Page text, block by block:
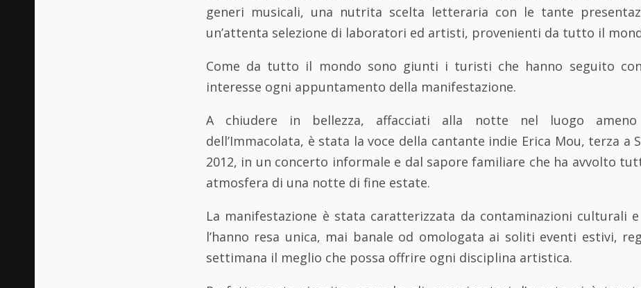
generi musicali, una nutrita scelta letteraria con le tante
un’attenta selezione di laboratori ed artisti, provenienti da tutto il
Come da tutto il mondo sono giunti i turisti che hanno seguito
interesse ogni appuntamento della manifestazione.
A chiudere in bellezza, affacciati alla notte nel luogo ameno
dell’Immacolata, è stata la voce della cantante indie Erica Mou, terza a
2012, in un concerto informale e dal sapore familiare che ha avvolto
atmosfera di una notte di fine estate.
La manifestazione è stata caratterizzata da contaminazioni culturali
l’hanno resa unica, mai banale od omologata ai soliti eventi estivi,
settimana il meglio che possa offrire ogni disciplina artistica.